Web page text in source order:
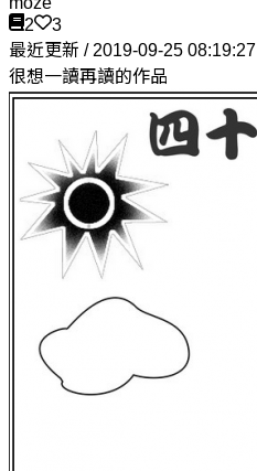
2
3
最近更新 / 2019-09-25 08:19:27
很想一讀再讀的作品